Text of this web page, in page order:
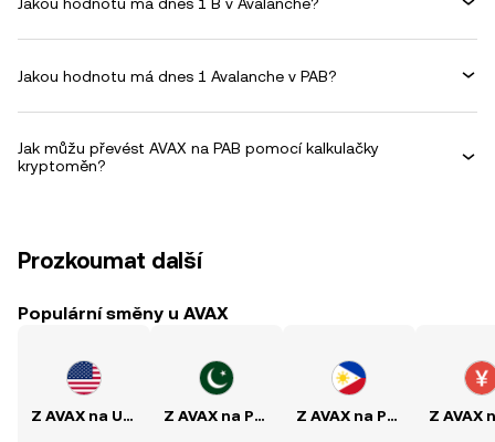
Jakou hodnotu má dnes 1 Avalanche v PAB?
Jak můžu převést AVAX na PAB pomocí kalkulačky
kryptoměn?
Prozkoumat další
Populární směny u AVAX
Z AVAX na USD Z AVAX na PKR Z AVAX na PHP